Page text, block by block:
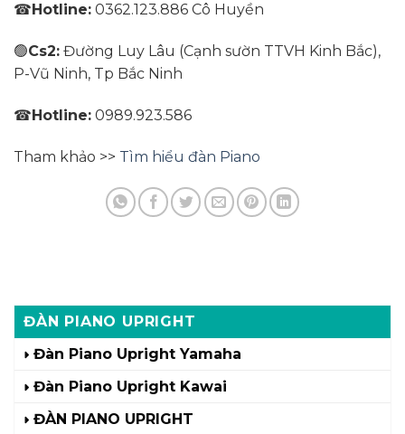
☎ Hotline: 0362.123.886 Cô Huyền
🟢Cs2: Đường Luy Lâu (Cạnh sườn TTVH Kinh Bắc),
P-Vũ Ninh, Tp Bắc Ninh
☎Hotline: 0989.923.586
Tham khảo >> Tìm hiểu đàn Piano
ĐÀN PIANO UPRIGHT
Đàn Piano Upright Yamaha
Đàn Piano Upright Kawai
ĐÀN PIANO UPRIGHT